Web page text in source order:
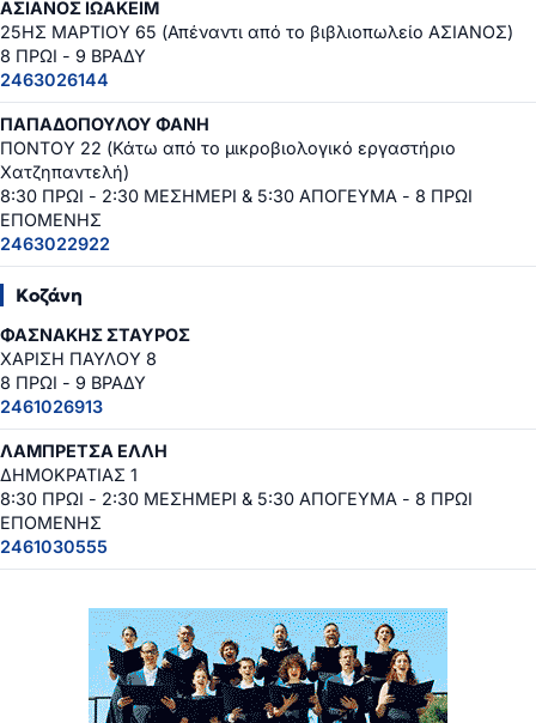
ΑΣΙΑΝΟΣ ΙΩΑΚΕΙΜ
25ΗΣ ΜΑΡΤΙΟΥ 65 (Απέναντι από το βιβλιοπωλείο ΑΣΙΑΝΟΣ)
8 ΠΡΩΙ - 9 ΒΡΑΔΥ
2463026144
ΠΑΠΑΔΟΠΟΥΛΟΥ ΦΑΝΗ
ΠΟΝΤΟΥ 22 (Κάτω από το μικροβιολογικό εργαστήριο
Χατζηπαντελή)
8:30 ΠΡΩΙ - 2:30 ΜΕΣΗΜΕΡΙ & 5:30 ΑΠΟΓΕΥΜΑ - 8 ΠΡΩΙ
ΕΠΟΜΕΝΗΣ
2463022922
Κοζάνη
ΦΑΣΝΑΚΗΣ ΣΤΑΥΡΟΣ
ΧΑΡΙΣΗ ΠΑΥΛΟΥ 8
8 ΠΡΩΙ - 9 ΒΡΑΔΥ
2461026913
ΛΑΜΠΡΕΤΣΑ ΕΛΛΗ
ΔΗΜΟΚΡΑΤΙΑΣ 1
8:30 ΠΡΩΙ - 2:30 ΜΕΣΗΜΕΡΙ & 5:30 ΑΠΟΓΕΥΜΑ - 8 ΠΡΩΙ
ΕΠΟΜΕΝΗΣ
2461030555